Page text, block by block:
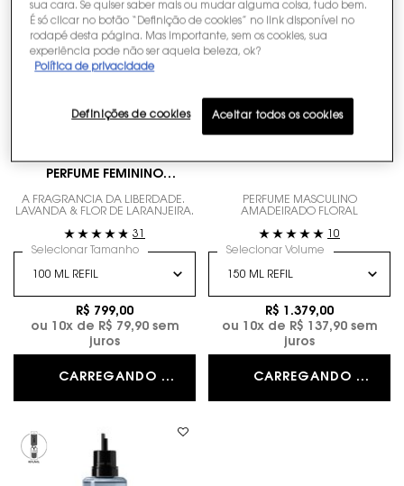
PERFUME FEMININO
RECARREGÁVEL COM
A FRAGRÂNCIA DA LIBERDADE.
LAVANDA & FLOR DE LARANJEIRA.
31
Selecionar Tamanho
R$ 799,00
ou 10x de R$ 79,90sem
juros
CARREGANDO ...
PERFUME MASCULINO
AMADEIRADO FLORAL
10
Selecionar Volume
R$ 1.379,00
ou 10x de R$ 137,90sem
juros
CARREGANDO ...
sua cara. Se quiser saber mais ou mudar alguma coisa, tudo bem.
É só clicar no botão “Definição de cookies” no link disponível no
rodapé desta página. Mas importante, sem os cookies, sua
experiência pode não ser aquela beleza, ok?
Política de privacidade
Definições de cookies Aceitar todos os cookies